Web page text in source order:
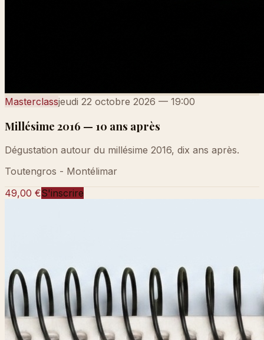
Masterclassjeudi 22 octobre 2026 — 19:00
Millésime 2016 — 10 ans après
Dégustation autour du millésime 2016, dix ans après.
Toutengros - Montélimar
49,00 €S'inscrire